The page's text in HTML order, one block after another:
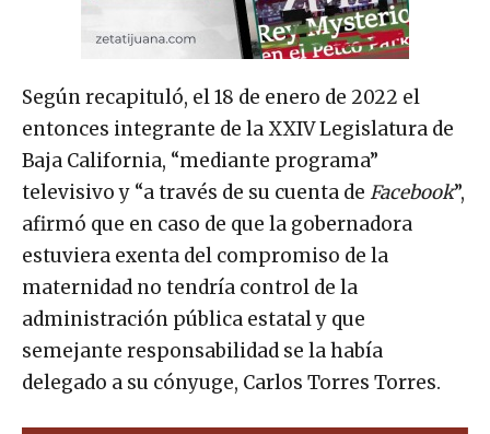
Según recapituló, el 18 de enero de 2022 el
entonces integrante de la XXIV Legislatura de
Baja California, “mediante programa”
televisivo y “a través de su cuenta de Facebook”,
afirmó que en caso de que la gobernadora
estuviera exenta del compromiso de la
maternidad no tendría control de la
administración pública estatal y que
semejante responsabilidad se la había
delegado a su cónyuge, Carlos Torres Torres.